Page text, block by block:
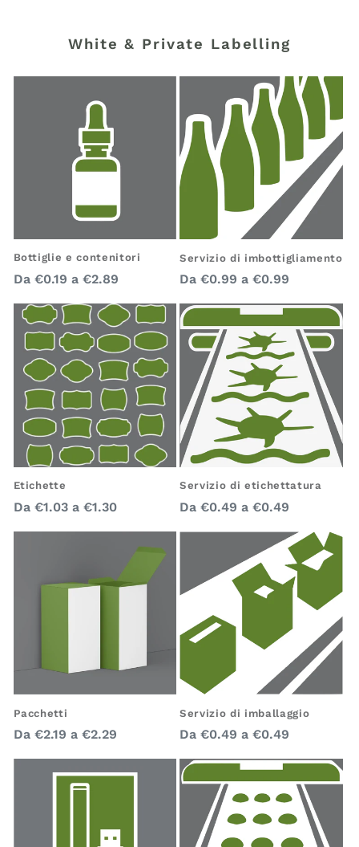
White & Private Labelling
Bottiglie e contenitori
Prezzo
Da €0.19 a €2.89
Servizio di imbottigliamento
Prezzo
Da €0.99 a €0.99
Etichette
Prezzo
Da €1.03a €1.30
Servizio di etichettatura
Prezzo
Da €0.49 a €0.49
Pacchetti
Prezzo
Da €2.19 a €2.29
Servizio di imballaggio
Prezzo
Da €0.49 a €0.49